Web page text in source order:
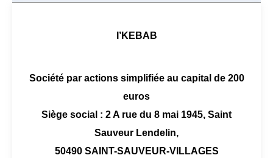
I’KEBAB
Société par actions simplifiée au capital de 200
euros
Siège social : 2 A rue du 8 mai 1945, Saint
Sauveur Lendelin,
50490 SAINT-SAUVEUR-VILLAGES